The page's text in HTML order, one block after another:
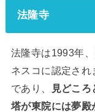
法隆寺
法隆寺は1993年
ネスコに認定さ
であり、
見どこ
塔が東院には夢殿